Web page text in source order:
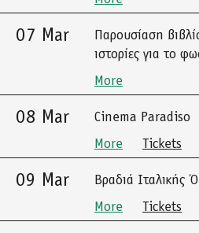
07 Mar
Παρουσίαση
ιστορίες για το
More
08 Mar
Cinema Paradiso
More
Tickets
09 Mar
Βραδιά Ιταλικής
More
Tickets